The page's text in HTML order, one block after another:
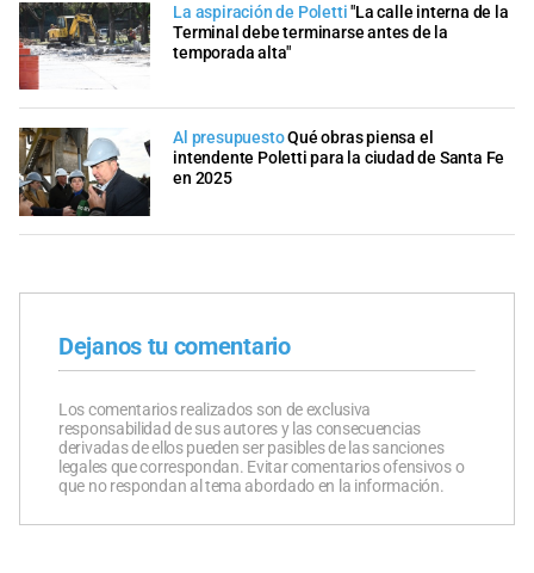
La aspiración de Poletti"La calle interna de la
Terminal debe terminarse antes de la
temporada alta"
Al presupuestoQué obras piensa el
intendente Poletti para la ciudad de Santa Fe
en 2025
Dejanos tu comentario
Los comentarios realizados son de exclusiva
responsabilidad de sus autores y las consecuencias
derivadas de ellos pueden ser pasibles de las sanciones
legales que correspondan. Evitar comentarios ofensivos o
que no respondan al tema abordado en la información.